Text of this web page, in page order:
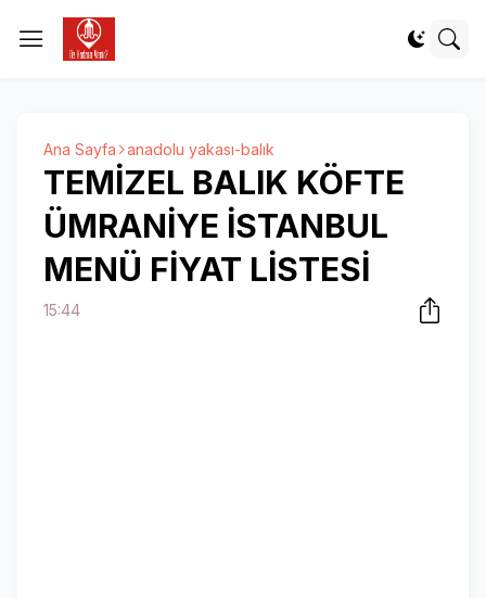
Ana Sayfa anadolu yakası-balık
TEMİZEL BALIK KÖFTE
ÜMRANİYE İSTANBUL
MENÜ FİYAT LİSTESİ
15:44